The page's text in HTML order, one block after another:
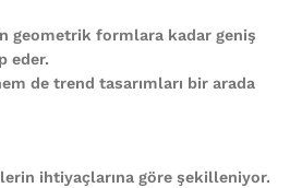
geometrik formlara kadar geniş
eder.
de trend tasarımları bir arada
ihtiyaçlarına göre şekilleniyor.